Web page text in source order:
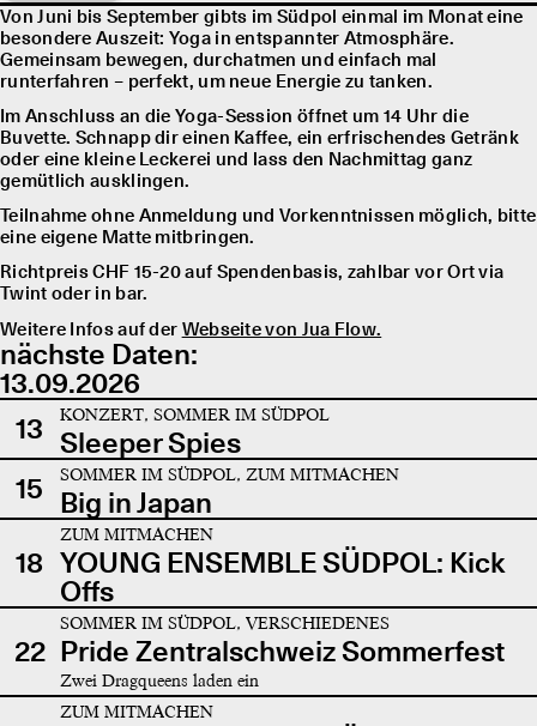
Von Juni bis September gibts im Südpol einmal im Monat eine
besondere Auszeit: Yoga in entspannter Atmosphäre.
Gemeinsam bewegen, durchatmen und einfach mal
runterfahren – perfekt, um neue Energie zu tanken.
Im Anschluss an die Yoga-Session öffnet um 14 Uhr die
Buvette. Schnapp dir einen Kaffee, ein erfrischendes Getränk
oder eine kleine Leckerei und lass den Nachmittag ganz
gemütlich ausklingen.
Teilnahme ohne Anmeldung und Vorkenntnissen möglich, bitte
eine eigene Matte mitbringen.
Richtpreis CHF 15-20 auf Spendenbasis, zahlbar vor Ort via
Twint oder in bar.
Weitere Infos auf der Webseite von Jua Flow.
nächste Daten:
13.09.2026
13
KONZERT, SOMMER IM SÜDPOL
Sleeper Spies
15
SOMMER IM SÜDPOL, ZUM MITMACHEN
Big in Japan
18
ZUM MITMACHEN
YOUNG ENSEMBLE SÜDPOL: Kick
Offs
22
SOMMER IM SÜDPOL, VERSCHIEDENES
Pride Zentralschweiz Sommerfest
Zwei Dragqueens laden ein
ZUM MITMACHEN